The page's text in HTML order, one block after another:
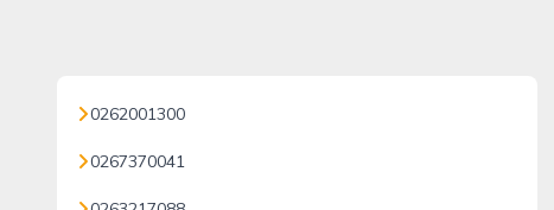
0262001300
0267370041